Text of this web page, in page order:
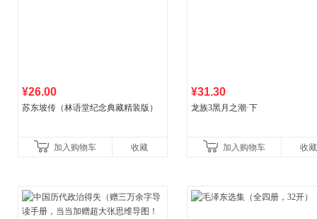
¥26.00
苏东坡传（林语堂纪念典藏精装版）
加入购物车 收藏
¥31.30
龙族3黑月之潮·下
加入购物车 收藏